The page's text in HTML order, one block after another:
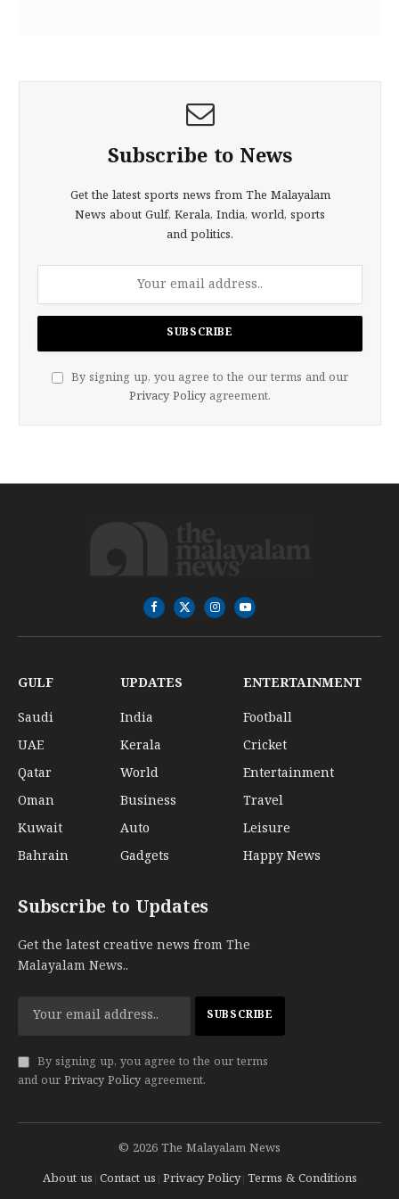
Subscribe to News
Get the latest sports news from The Malayalam
News about Gulf, Kerala, India, world, sports
and politics.
By signing up, you agree to the our terms and our
Privacy Policy agreement.
Facebook
X
(Twitter)
InstagramYouTube
GULF
Saudi
UAE
Qatar
Oman
Kuwait
Bahrain
UPDATES
India
Kerala
World
Business
Auto
Gadgets
ENTERTAINMENT
Football
Cricket
Entertainment
Travel
Leisure
Happy News
Subscribe to Updates
Get the latest creative news from The
Malayalam News..
By signing up, you agree to the our terms
and our Privacy Policy agreement.
© 2026 The Malayalam News
About us Contact us Privacy Policy Terms & Conditions